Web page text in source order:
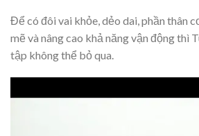
Để có đôi vai khỏe, dẻo dai, phần thân
mẽ và nâng cao khả năng vận động thì
tập không thể bỏ qua.